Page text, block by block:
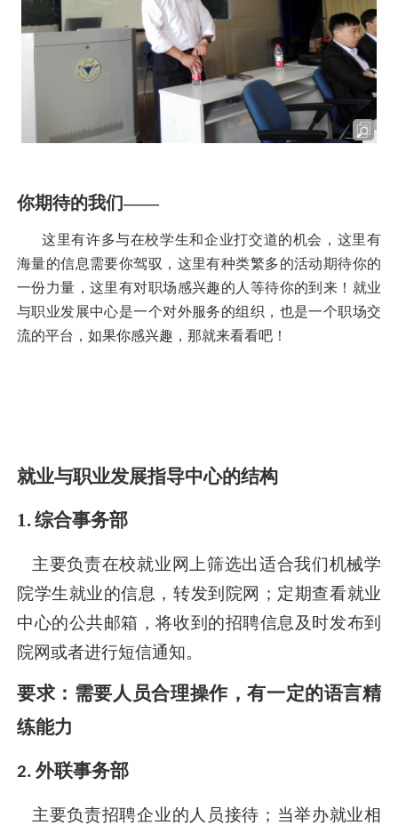
你期待的我们——
这里有许多与在校学生和企业打交道的机会，这里有
海量的信息需要你驾驭，这里有种类繁多的活动期待你的
一份力量，这里有对职场感兴趣的人等待你的到来！就业
与职业发展中心是一个对外服务的组织，也是一个职场交
流的平台，如果你感兴趣，那就来看看吧！
就业与职业发展指导中心的结构
1.综合事务部
主要负责在校就业网上筛选出适合我们机械学
院学生就业的信息，转发到 院网 ；定期查看就业
中心的公共邮箱，将收到 的招聘信息 及时发布到
院网或者进行短信通知。
要求： 需要人员合理操作，有一定的语言精
练能力
2. 外联事务部
主要负责招聘企业的人员接待 ；当举办就业相